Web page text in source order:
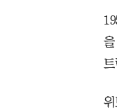
을
위